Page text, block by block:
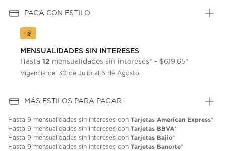
PAGA CON ESTILO
MENSUALIDADES SIN INTERESES
Hasta 12 mensualidades sin intereses* - $619.65*
Vigencia del 30 de Julio al 6 de Agosto
MÁS ESTILOS PARA PAGAR
Hasta 9 mensualidades sin intereses con Tarjetas American Express*
Hasta 9 mensualidades sin intereses con Tarjetas BBVA*
Hasta 9 mensualidades sin intereses con Tarjetas Bajio*
Hasta 9 mensualidades sin intereses con Tarjetas Banorte*